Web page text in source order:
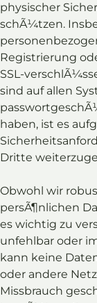
physischer
schÃ¼tzen.
Registrierung
SSL-
sind auf allen
haben, ist es
Dritte
Obwohl wir
persÃ¶nlichen
es wichtig zu
unfehlbar oder
kann keine
oder andere
Missbrauch